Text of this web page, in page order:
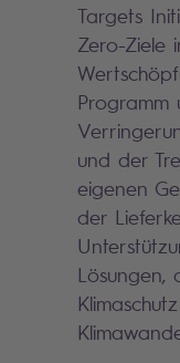
Targets
Zero-Ziele
Programm
und der
eigenen
der
Lösungen,